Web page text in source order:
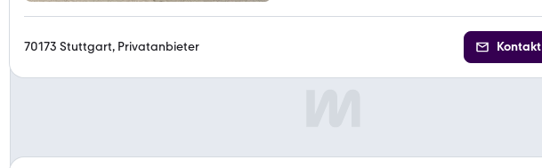
70173 Stuttgart, Privatanbieter Kontakt